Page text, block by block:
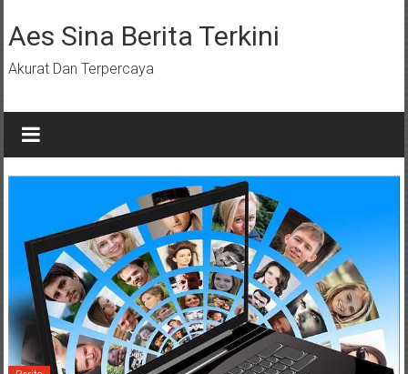
ke
konten
Aes Sina Berita Terkini
Akurat Dan Terpercaya